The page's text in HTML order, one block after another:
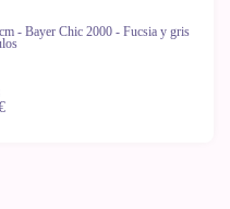
- Bayer Chic 2000 - Fucsia y gris